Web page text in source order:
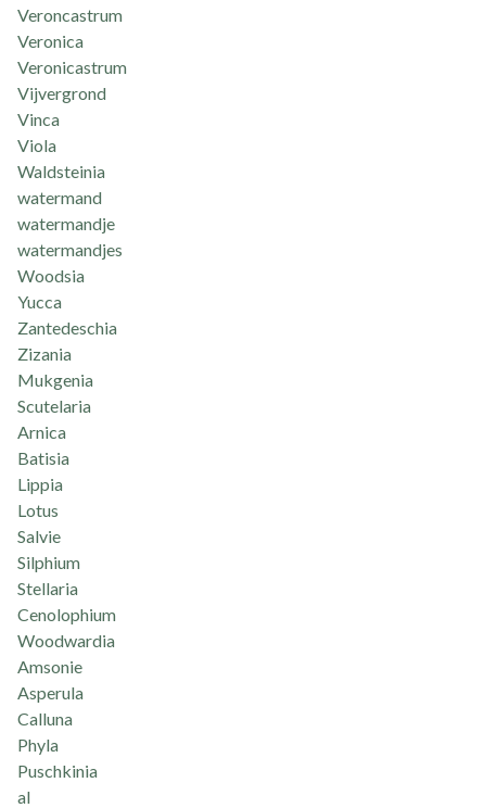
Veroncastrum
Veronica
Veronicastrum
Vijvergrond
Vinca
Viola
Waldsteinia
watermand
watermandje
watermandjes
Woodsia
Yucca
Zantedeschia
Zizania
Mukgenia
Scutelaria
Arnica
Batisia
Lippia
Lotus
Salvie
Silphium
Stellaria
Cenolophium
Woodwardia
Amsonie
Asperula
Calluna
Phyla
Puschkinia
al